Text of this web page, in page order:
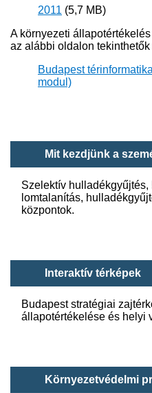
2011 (5,7 MB)
A környezeti
az alábbi oldalon tekinthetők
Budapest
modul)
Mit kezdjünk a
Szelektív
lomtalanítás,
központok.
Interaktív térképek
Budapest stratégiai
állapotértékelése és helyi
Környezetvédelmi